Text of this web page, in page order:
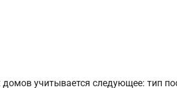
учитывается следующее: тип